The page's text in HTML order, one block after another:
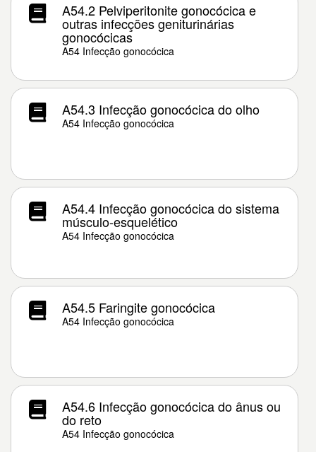
A54.2 Pelviperitonite gonocócica e
outras infecções geniturinárias
gonocócicas
A54 Infecção gonocócica
A54.3 Infecção gonocócica do olho
A54 Infecção gonocócica
A54.4 Infecção gonocócica do sistema
músculo-esquelético
A54 Infecção gonocócica
A54.5 Faringite gonocócica
A54 Infecção gonocócica
A54.6 Infecção gonocócica do ânus ou
do reto
A54 Infecção gonocócica